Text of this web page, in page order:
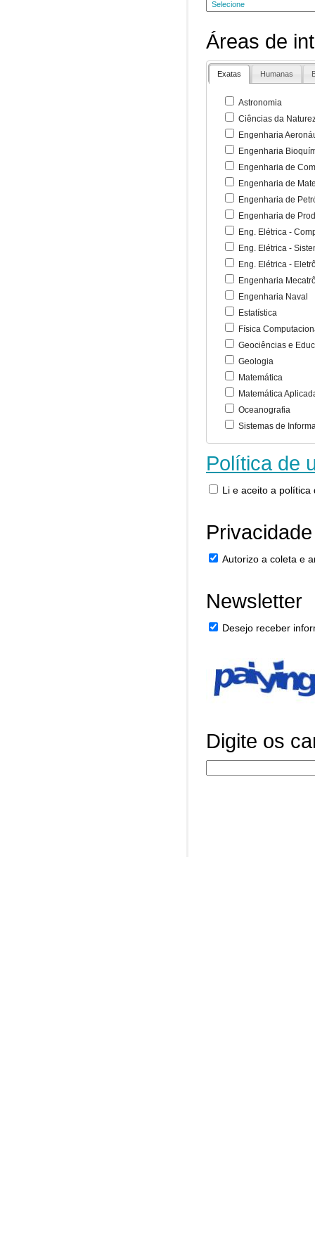
Áreas de
Exatas Humanas
Astronomia
Ciências da
Engenharia
Engenharia
Engenharia de
Engenharia de
Engenharia de
Engenharia de
Eng. Elétrica -
Eng. Elétrica -
Eng. Elétrica -
Engenharia
Engenharia Naval
Estatística
Física
Geociências e
Geologia
Matemática
Matemática
Oceanografia
Sistemas de
Política de
Li e aceito a política
Autorizo a coleta e
Newsletter
Desejo receber
Digite os